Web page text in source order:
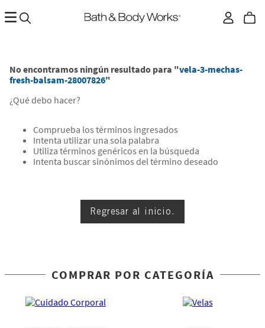
No encontramos ningún resultado para "vela-3-mechas-
fresh-balsam-28007826"
¿Qué debo hacer?
Comprueba los términos ingresados
Intenta utilizar una sola palabra
Utiliza términos genéricos en la búsqueda
Intenta buscar sinónimos del término deseado
Regresar al inicio.
COMPRAR POR CATEGORÍA